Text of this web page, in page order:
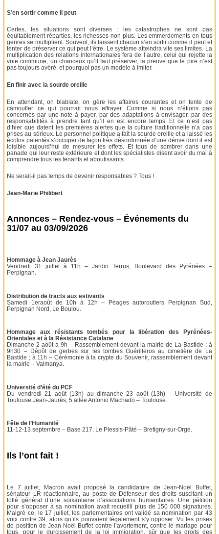
S’en sortir comme il peut
Certes, les situations sont diverses : les catastrophes ne sont pas
équitablement réparties, les richesses non plus. Les emmerdements en tous
genres se multiplient. Souvent, ils laissent chacun s’en sortir comme il peut et
tenter de préserver ce qui peut l’être. Le système atteindra vite ses limites. La
multiplication des relations internationales fera de l’autre, celui qui rejette la
voie commune, un chanceux qu’il faut préserver, la preuve que le pire n’est
pas toujours avéré, et pourquoi pas un modèle à imiter.
En finir avec la sourde oreille
En attendant, on blablate, on gère les affaires courantes et on tente de
camoufler ce qui pourrait nous effrayer. Comme si nous n’étions pas
concernés par une note à payer, par des adaptations à envisager, par des
responsabilités à prendre tant qu’il en est encore temps. Et ce n’est pas
d’hier que datent les premières alertes que la culture traditionnelle n’a pas
prises au sérieux. Le personnel politique a fait la sourde oreille et a laissé les
écolos patentés s’occuper de façon très désordonnée d’une dérive dont il est
loisible aujourd’hui de mesurer les effets. Et tous de sombrer dans une
panade qui leur reste extérieure et dont les spécialistes disent avoir du mal à
comprendre tous les tenants et aboutissants.
Ne serait-il pas temps de devenir responsables ? Tous !
Jean-Marie Philibert
Annonces – Rendez-vous – Événements du
31/07 au 03/09/2026
Hommage à Jean Jaurès
Vendredi 31 juillet à 11h – Jardin Terrus, Boulevard des Pyrénées –
Perpignan.
Distribution de tracts aux estivants
Samedi 1eraoût de 10h à 12h – Péages autoroutiers Perpignan Sud,
Perpignan Nord, Le Boulou.
Hommage aux résistants tombés pour la libération des Pyrénées-
Orientales et à la Résistance Catalane
Dimanche 2 août à 9h – Rassemblement devant la mairie de La Bastide ; à
9h30 – Dépôt de gerbes sur les tombes Guérilleros au cimetière de La
Bastide ; à 11h – Cérémonie à la crypte du Souvenir, rassemblement devant
la mairie – Valmanya.
Université d’été du PCF
Du vendredi 21 août (13h) au dimanche 23 août (13h) – Université de
Toulouse Jean-Jaurès, 5 allée Antonio Machado – Toulouse.
Fête de l’Humanité
11-12-13 septembre – Base 217, Le Plessis-Pâté – Bretigny-sur-Orge.
Ils l’ont fait !
Le 7 juillet, Macron avait proposé la candidature de Jean-Noël Buffet,
sénateur LR réactionnaire, au poste de Défenseur des droits suscitant un
tollé général d’une soixantaine d’associations humanitaires. Une pétition
pour s’opposer à sa nomination avait recueilli plus de 150 000 signatures.
Malgré ce, le 17 juillet, les parlementaires ont validé sa nomination par 43
voix contre 39, alors qu’ils pouvaient légalement s’y opposer. Vu les prises
de position de Jean-Noël Buffet contre l’avortement, contre le mariage pour
tous, pour le durcissement de la loi immigration, sûr que les droits des